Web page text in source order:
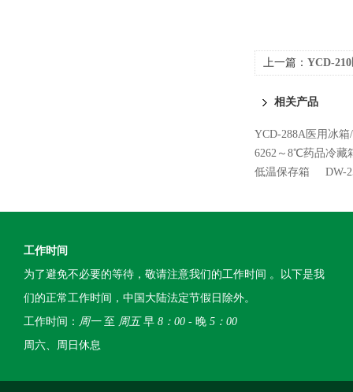
上一篇： YCD-
相关产品
YCD-288A医用冰
6262～8℃药品冷藏
低温保存箱
DW-
工作时间
为了避免不必要的等待，敬请注意我们的工作时间 。以下是我
们的正常工作时间，中国大陆法定节假日除外。
工作时间： 周一至 周五早 8：00 - 晚 5：00
周六、周日休息